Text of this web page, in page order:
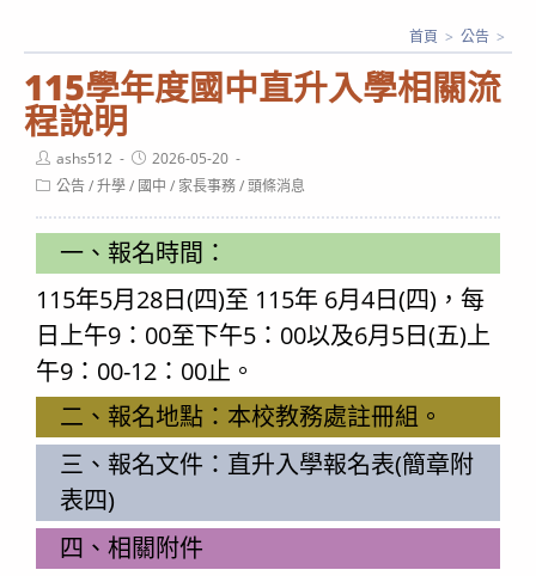
115學年度國中直升入學相關流
程說明
首頁 > 公告 >
Post
author:
ashs512
Post
published:
2026-05-20
Post公告/升學/ 國中 / 家長事務/頭條消息
一、報名時間：
115年5月28日(四)至 115年 6月4日(四)，每
日上午9：00至下午5：00以及6月5日(五)上
午9：00-12：00止。
二、報名地點：本校教務處註冊組。
三、報名文件：直升入學報名表(簡章附
表四)
四、相關附件